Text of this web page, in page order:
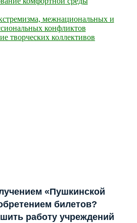
«Пушкинской
билетов?
работу учреждений